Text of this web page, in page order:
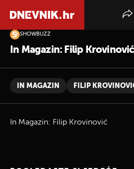
SHOWBUZZ
In Magazin: Filip Krovinović
IN MAGAZIN FILIP
In Magazin: Filip Krovinović
PRETRAŽITE VIJESTI